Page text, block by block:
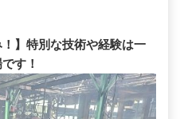
！】特別な技術や経験は一
す！